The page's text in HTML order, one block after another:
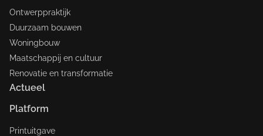
Ontwerppraktijk
Duurzaam bouwen
Woningbouw
Maatschappij en cultuur
Renovatie en transformatie
Actueel
Platform
Printuitgave